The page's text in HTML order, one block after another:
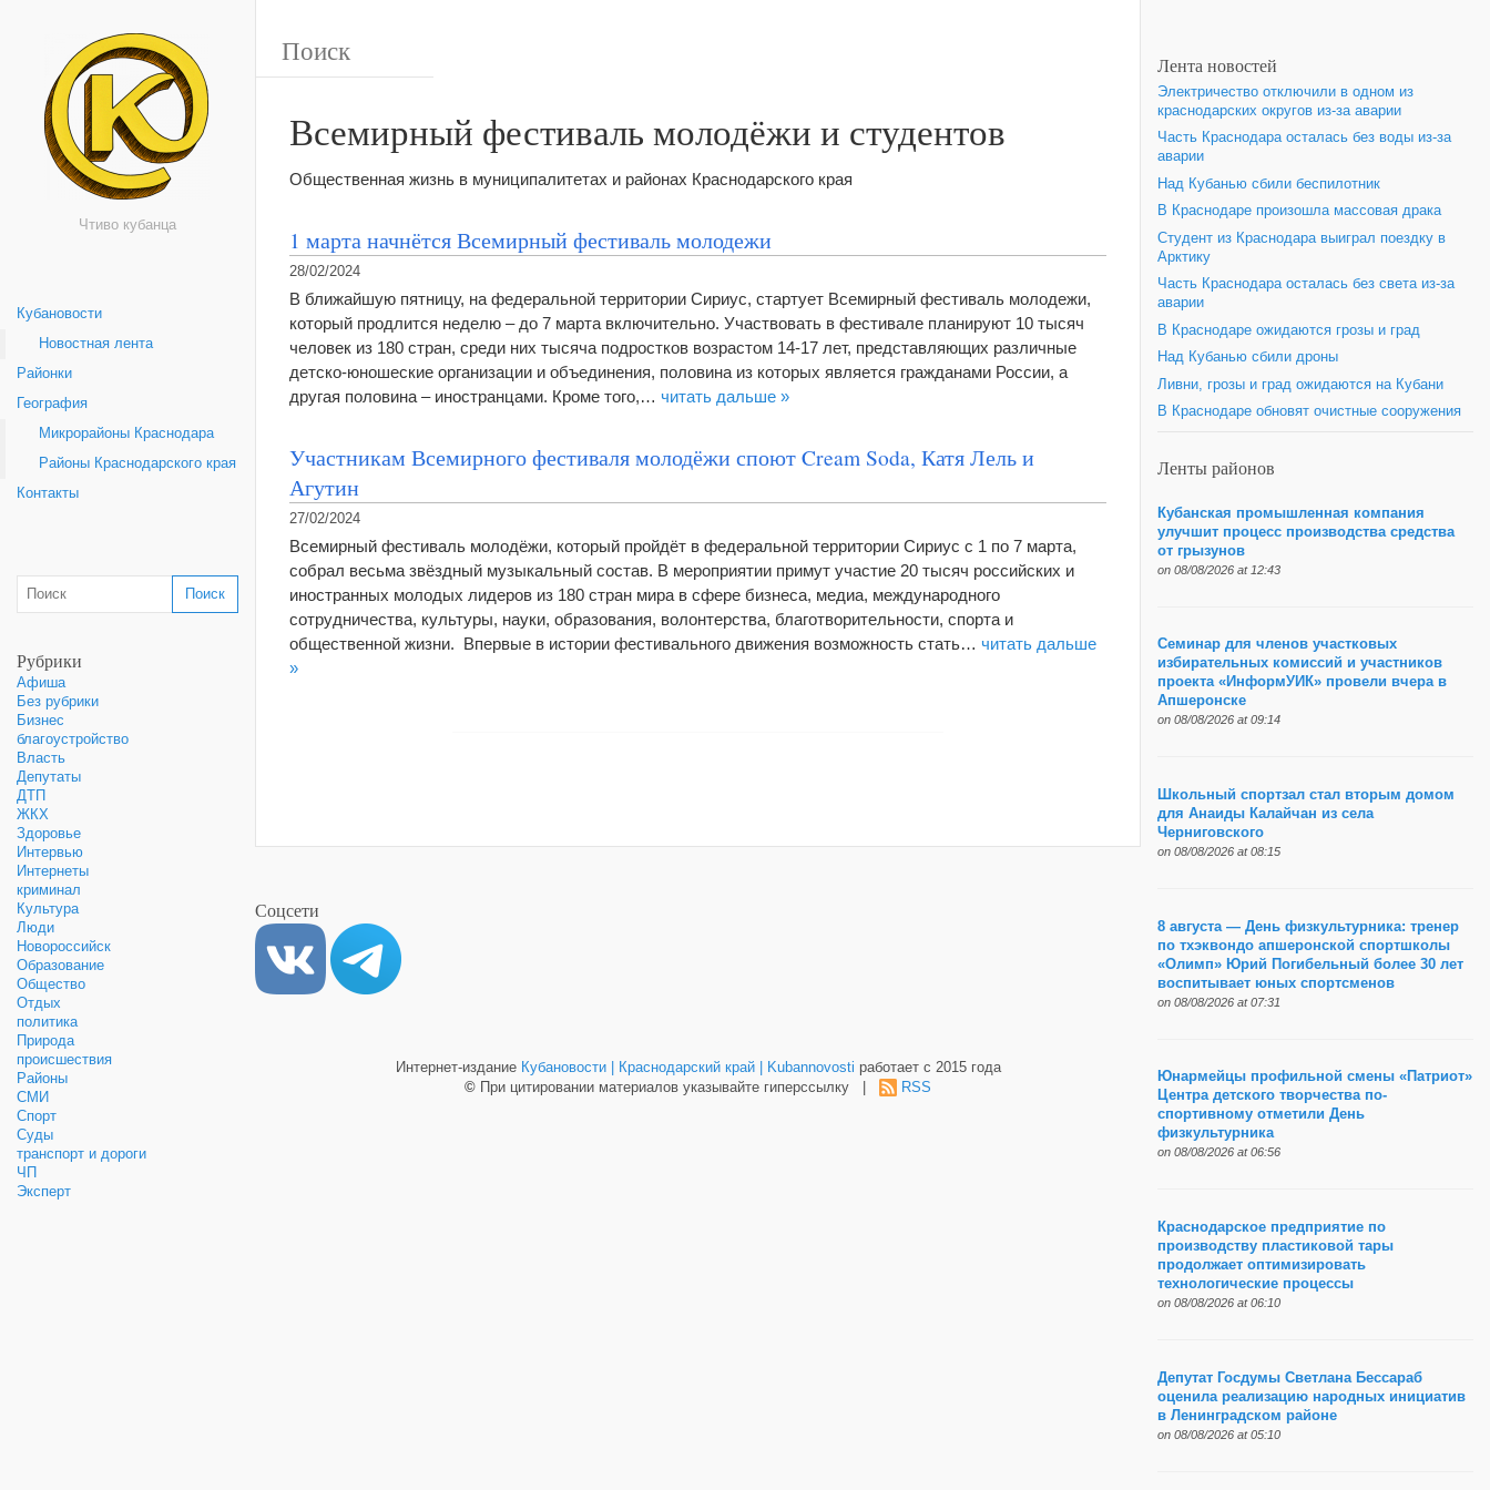
Чтиво кубанца
Кубановости
Новостная лента
Районки
География
Микрорайоны Краснодара
Районы Краснодарского края
Контакты
Рубрики
Афиша
Без рубрики
Бизнес
благоустройство
Власть
Депутаты
ДТП
ЖКХ
Здоровье
Интервью
Интернеты
криминал
Культура
Люди
Новороссийск
Образование
Общество
Отдых
политика
Природа
происшествия
Районы
СМИ
Спорт
Суды
транспорт и дороги
ЧП
Эксперт
Всемирный фестиваль молодёжи и студентов
Общественная жизнь в муниципалитетах и районах Краснодарского края
1 марта начнётся Всемирный фестиваль молодежи
28/02/2024
В ближайшую пятницу, на федеральной территории Сириус, стартует Всемирный фестиваль молодежи,
который продлится неделю – до 7 марта включительно. Участвовать в фестивале планируют 10 тысяч
человек из 180 стран, среди них тысяча подростков возрастом 14-17 лет, представляющих различные
детско-юношеские организации и объединения, половина из которых является гражданами России, а
другая половина – иностранцами. Кроме того,… читать дальше »
Участникам Всемирного фестиваля молодёжи споют Cream Soda, Катя Лель и
Агутин
27/02/2024
Всемирный фестиваль молодёжи, который пройдёт в федеральной территории Сириус с 1 по 7 марта,
собрал весьма звёздный музыкальный состав. В мероприятии примут участие 20 тысяч российских и
иностранных молодых лидеров из 180 стран мира в сфере бизнеса, медиа, международного
сотрудничества, культуры, науки, образования, волонтерства, благотворительности, спорта и
общественной жизни. Впервые в истории фестивального движения возможность стать… читать дальше
»
Лента новостей
Электричество отключили в одном из
краснодарских округов из-за аварии
Часть Краснодара осталась без воды из-за
аварии
Над Кубанью сбили беспилотник
В Краснодаре произошла массовая драка
Студент из Краснодара выиграл поездку в
Арктику
Часть Краснодара осталась без света из-за
аварии
В Краснодаре ожидаются грозы и град
Над Кубанью сбили дроны
Ливни, грозы и град ожидаются на Кубани
В Краснодаре обновят очистные сооружения
Ленты районов
Кубанская промышленная компания
улучшит процесс производства средства
от грызунов
on 08/08/2026 at 12:43
Семинар для членов участковых
избирательных комиссий и участников
проекта «ИнформУИК» провели вчера в
Апшеронске
on 08/08/2026 at 09:14
Школьный спортзал стал вторым домом
для Анаиды Калайчан из села
Черниговского
on 08/08/2026 at 08:15
8 августа — День физкультурника: тренер
по тхэквондо апшеронской спортшколы
«Олимп» Юрий Погибельный более 30 лет
воспитывает юных спортсменов
on 08/08/2026 at 07:31
Юнармейцы профильной смены «Патриот»
Центра детского творчества по-
спортивному отметили День
физкультурника
on 08/08/2026 at 06:56
Краснодарское предприятие по
производству пластиковой тары
продолжает оптимизировать
технологические процессы
on 08/08/2026 at 06:10
Депутат Госдумы Светлана Бессараб
оценила реализацию народных инициатив
в Ленинградском районе
on 08/08/2026 at 05:10
Соцсети
Интернет-издание Кубановости | Краснодарский край | Kubannovosti работает с 2015 года
© При цитировании материалов указывайте гиперссылку | RSS